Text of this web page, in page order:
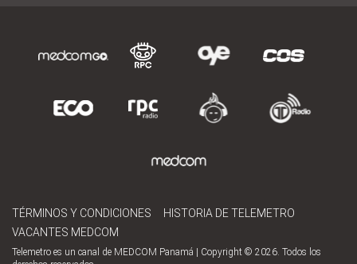
TÉRMINOS Y CONDICIONES
HISTORIA DE TELEMETRO
VACANTES MEDCOM
Telemetro es un canal de MEDCOM Panamá | Copyright © 2026. Todos los